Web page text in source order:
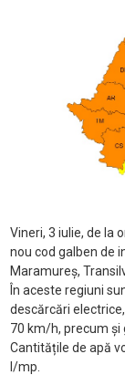
Vineri, 3 iulie, de la
nou cod galben de
Maramureș,
În aceste regiuni
descărcări
70 km/h, precum și
Cantitățile de apă
l/mp.